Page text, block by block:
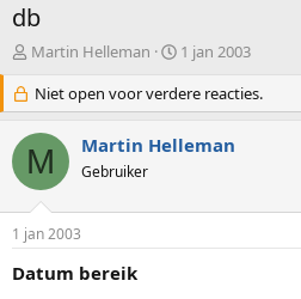
db
O
d
e
r
w
e
s
t
a
Martin Helleman
S
a
r
t
d
m
1 jan 2003
Niet open voor verdere reacties.
M Martin Helleman
Gebruiker
1 jan 2003
Datum bereik